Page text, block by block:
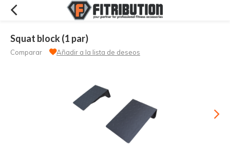
Squat block (1 par)
Comparar Añadir a la lista de deseos